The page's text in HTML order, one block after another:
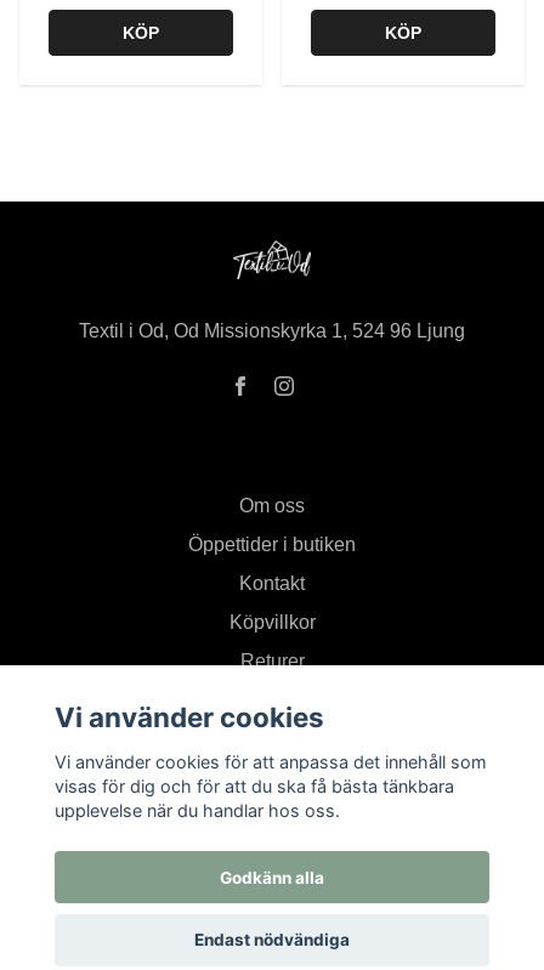
KÖP KÖP
Textil i Od, Od Missionskyrka 1, 524 96 Ljung
Om oss
Öppettider i butiken
Kontakt
Köpvillkor
Returer
Prenumerera på vårt nyhetsbrev
© 2026 Textil i Od
Vi använder cookies
Vi använder cookies för att anpassa det innehåll som
visas för dig och för att du ska få bästa tänkbara
upplevelse när du handlar hos oss.
Godkänn alla
Endast nödvändiga